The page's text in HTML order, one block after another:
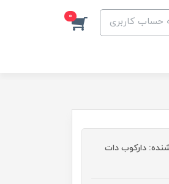
حساب کاربری 0
دارکوب دات